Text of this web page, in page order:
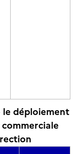
le déploiement